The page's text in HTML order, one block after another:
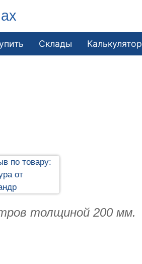
Склады Калькулятор
толщиной 200 мм.